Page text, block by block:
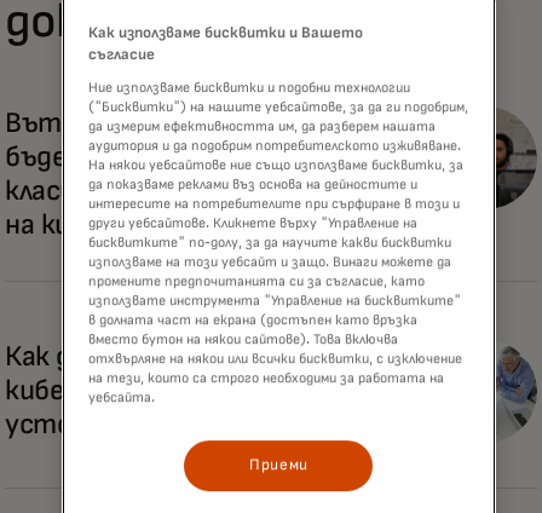
доклади
Вътре в записаното
бъдеще: Стартъп вибрации,
класически рок и бъдещето
на киберсигурността
Как да се справим с
киберкризата и да повишим
устойчивостта на бизнеса
Как използваме бисквитки и Вашето
съгласие
Ние използваме бисквитки и подобни технологии
("Бисквитки") на нашите уебсайтове, за да ги подобрим,
да измерим ефективността им, да разберем нашата
аудитория и да подобрим потребителското изживяване.
На някои уебсайтове ние също използваме бисквитки, за
да показваме реклами въз основа на дейностите и
интересите на потребителите при сърфиране в този и
други уебсайтове. Кликнете върху "Управление на
бисквитките" по-долу, за да научите какви бисквитки
използваме на този уебсайт и защо. Винаги можете да
промените предпочитанията си за съгласие, като
използвате инструмента "Управление на бисквитките"
в долната част на екрана (достъпен като връзка
вместо бутон на някои сайтове). Това включва
отхвърляне на някои или всички бисквитки, с изключение
на тези, които са строго необходими за работата на
уебсайта.
Приеми